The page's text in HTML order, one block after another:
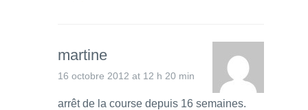
martine
16 octobre 2012 at 12 h 20 min
arrêt de la course depuis 16 semaines.